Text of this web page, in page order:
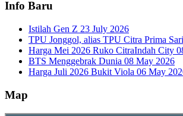
Info Baru
Istilah Gen Z 23 July 2026
TPU Jonggol, alias TPU Citra Prima Sari
Harga Mei 2026 Ruko CitraIndah City
BTS Menggebrak Dunia 08 May 2026
Harga Juli 2026 Bukit Viola 06 May
Map